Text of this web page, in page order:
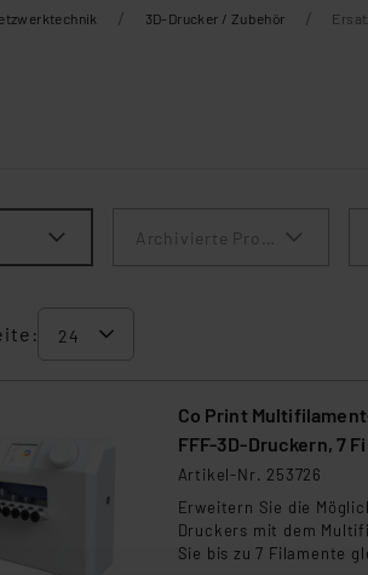
/ 3D-Drucker / Zubehör /
Archivierte Produkte
Co Print
FFF-3D-Druckern, 7
Artikel-Nr. 253726
Erweitern Sie die
Druckers mit dem
Sie bis zu 7 Filamente